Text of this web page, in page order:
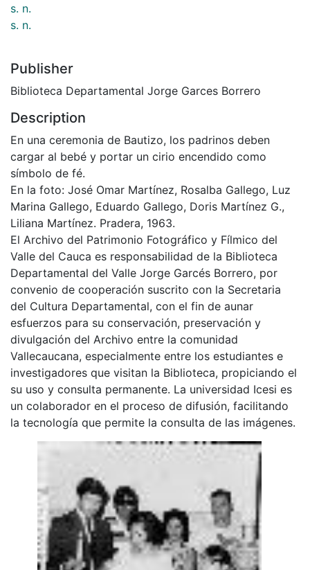
s. n.
s. n.
Publisher
Biblioteca Departamental Jorge Garces Borrero
Description
En una ceremonia de Bautizo, los padrinos deben
cargar al bebé y portar un cirio encendido como
símbolo de fé.
En la foto: José Omar Martínez, Rosalba Gallego, Luz
Marina Gallego, Eduardo Gallego, Doris Martínez G.,
Liliana Martínez. Pradera, 1963.
El Archivo del Patrimonio Fotográfico y Fílmico del
Valle del Cauca es responsabilidad de la Biblioteca
Departamental del Valle Jorge Garcés Borrero, por
convenio de cooperación suscrito con la Secretaria
del Cultura Departamental, con el fin de aunar
esfuerzos para su conservación, preservación y
divulgación del Archivo entre la comunidad
Vallecaucana, especialmente entre los estudiantes e
investigadores que visitan la Biblioteca, propiciando el
su uso y consulta permanente. La universidad Icesi es
un colaborador en el proceso de difusión, facilitando
la tecnología que permite la consulta de las imágenes.